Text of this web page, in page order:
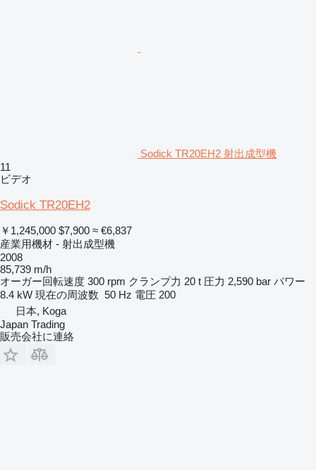
Sodick TR20EH2 射出成型機
11
ビデオ
Sodick TR20EH2
￥1,245,000 $7,900 ≈ €6,837
産業用機材 - 射出成型機
2008
85,739 m/h
オーガー回転速度 300 rpm クランプ力 20 t 圧力 2,590 bar パワー
8.4 kW 現在の周波数 50 Hz 電圧 200
日本, Koga
Japan Trading
販売会社に連絡